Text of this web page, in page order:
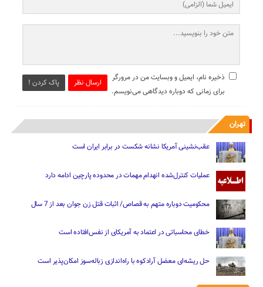
ارسال نظر پاک کردن !
ذخیره نام، ایمیل و وبسایت من در مرورگر
برای زمانی که دوباره دیدگاهی می‌نویسم.
تهران
عقب‌نشینی آمریکا نشانه شکست در برابر ایران است
عملیات کنترل‌شده انهدام مهمات در محدوده پارچین ادامه دارد
محکومیت دوباره متهم به قصاص/ اثبات قتل زن جوان بعد از 7 سال
خطای محاسباتی در اعتماد به آمریکای از نفس‌افتاده است
حل ریشه‌ای معضل آرادکوه با راه‌اندازی زباله‌سوز امکان‌پذیر است